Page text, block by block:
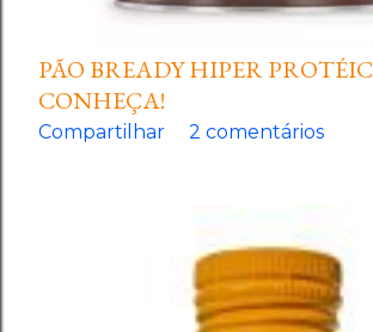
PÃO BREADY HIPER
CONHEÇA!
Compartilhar 2 comentários